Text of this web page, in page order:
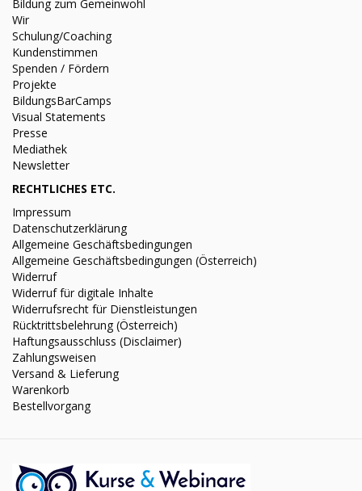
Bildung zum Gemeinwohl
Wir
Schulung/Coaching
Kundenstimmen
Spenden / Fördern
Projekte
BildungsBarCamps
Visual Statements
Presse
Mediathek
Newsletter
RECHTLICHES ETC.
Impressum
Datenschutzerklärung
Allgemeine Geschäftsbedingungen
Allgemeine Geschäftsbedingungen (Österreich)
Widerruf
Widerruf für digitale Inhalte
Widerrufsrecht für Dienstleistungen
Rücktrittsbelehrung (Österreich)
Haftungsausschluss (Disclaimer)
Zahlungsweisen
Versand & Lieferung
Warenkorb
Bestellvorgang